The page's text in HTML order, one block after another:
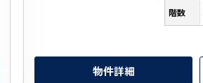
階数
物件詳細